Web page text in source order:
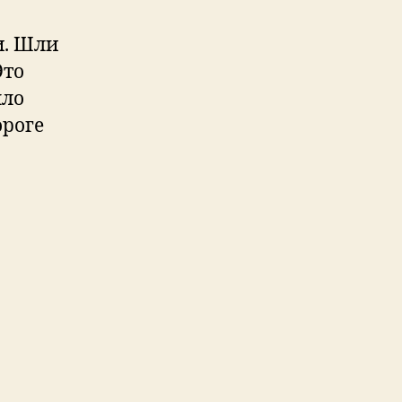
Шли